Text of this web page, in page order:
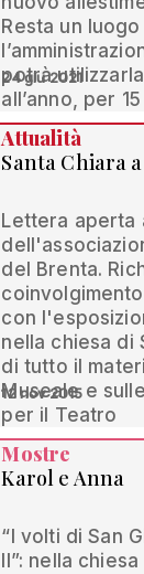
Resta un
potrà
all’anno, per
24 giu 2021
Attualità
Santa Chiara
Lettera aperta
del Brenta.
con
nella chiesa di
di tutto il
Museale e
per il Teatro
12 nov 2015
Mostre
Karol e Anna
“I volti di San
II”: nella